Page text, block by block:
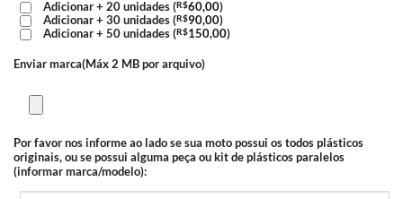
Adicionar + 20 unidades (R$60,00)
Adicionar + 30 unidades (R$90,00)
Adicionar + 50 unidades (R$150,00)
Enviar marca(Máx 2 MB por arquivo)
Por favor nos informe ao lado se sua moto possui os todos plásticos
originais, ou se possui alguma peça ou kit de plásticos paralelos
(informar marca/modelo):